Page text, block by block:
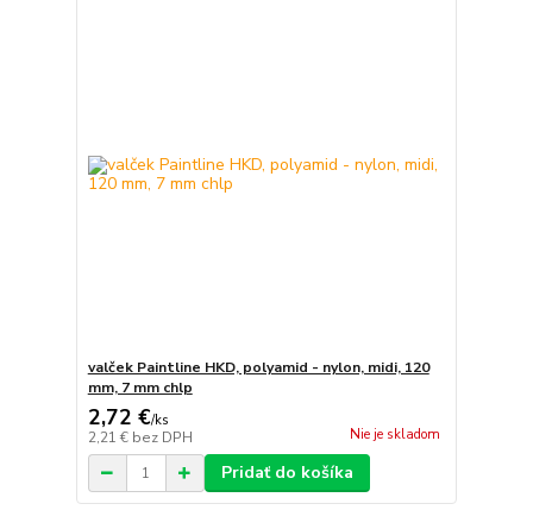
valček Paintline HKD, polyamid - nylon, midi, 120
mm, 7 mm chlp
2,72 €/ks
2,21 € bez DPH Nie je skladom
Pridať do košíka